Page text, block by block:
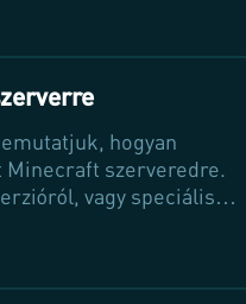
hogyan
szerveredre.
vagy speciális
velünk, és indítsd el saját